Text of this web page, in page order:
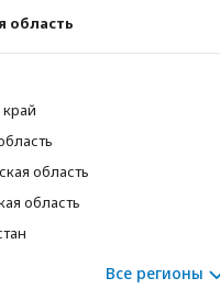
область
область
область
Все регионы